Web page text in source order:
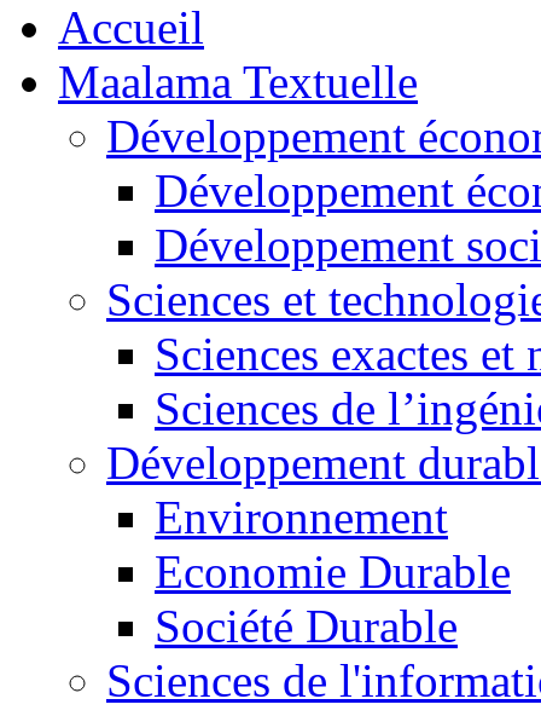
Accueil
Maalama Textuelle
Développement
Développement
Développement
Sciences et
Sciences exactes et
Sciences de
Développement
Environnement
Economie Durable
Société Durable
Sciences de